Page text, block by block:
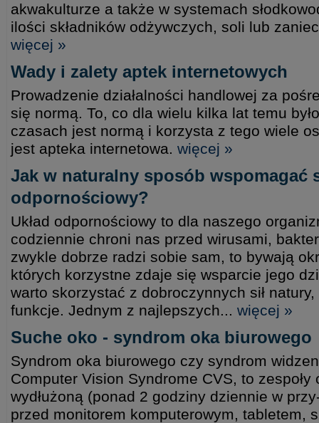
akwakulturze a także w systemach
ilości składników odżywczych, soli lub
więcej »
Wady i zalety aptek internetowych
Prowadzenie działalności handlowej za
się normą. To, co dla wielu kilka lat temu
czasach jest normą i korzysta z tego wiele
jest apteka internetowa. więcej »
Jak w naturalny sposób wspomagać
odpornościowy?
Układ odpornościowy to dla naszego
codziennie chroni nas przed wirusami,
zwykle dobrze radzi sobie sam, to bywają
których korzystne zdaje się wsparcie jego
warto skorzystać z dobroczynnych sił
funkcje. Jednym z najlepszych... więcej »
Suche oko - syndrom oka biurowego
Syndrom oka biurowego czy syndrom
Computer Vision Syndrome CVS, to zespoły
wydłużoną (ponad 2 godziny dziennie w
przed monitorem komputerowym, tabletem,